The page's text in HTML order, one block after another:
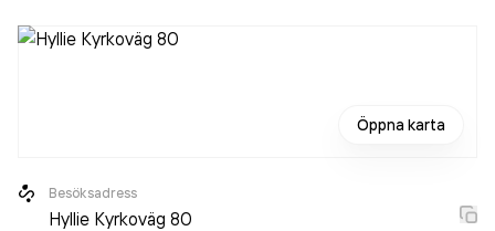
2022. AB Pling & Plong
Öppna karta
Besöksadress
Hyllie Kyrkoväg 80